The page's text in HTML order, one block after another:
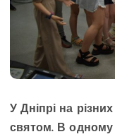
У Дніпрі на
святом. В одному